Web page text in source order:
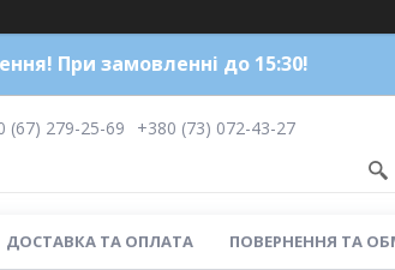
При замовленні до 15:30!
(67) 279-25-69
+380 (73) 072-43-27
ДОСТАВКА ТА ОПЛАТА ПОВЕРНЕННЯ ТА